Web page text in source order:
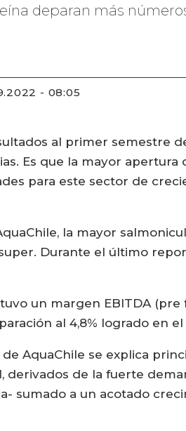
deparan más
- 08:05
al primer semestre
Es que la mayor apertura
para este sector de
la mayor
Durante el último
un margen EBITDA
al 4,8% logrado en
AquaChile se explica
derivados de la fuerte
sumado a un acotado